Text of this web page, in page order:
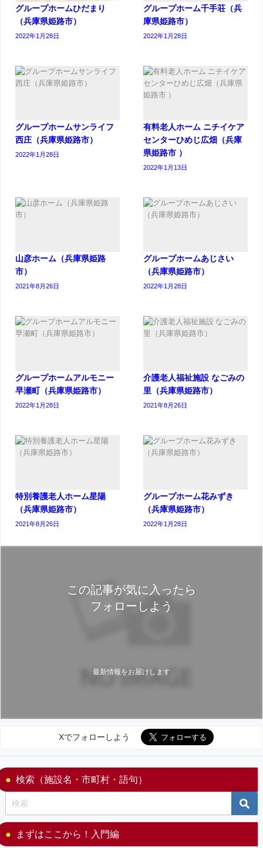
グループホームひだまり
（兵庫県姫路市）
2022年1月28日
グループホーム千手荘（兵
庫県姫路市）
2022年1月28日
グループホームサンライフ
西庄（兵庫県姫路市）
2022年1月28日
有料老人ホーム ニチイケア
センターひめじ広畑（兵庫
県姫路市 ）
2022年1月13日
山彦ホーム（兵庫県姫路
市）
2021年8月26日
グループホームあじさい
（兵庫県姫路市）
2022年1月28日
グループホームアルモニー
早瀬町（兵庫県姫路市）
2022年1月28日
介護老人福祉施設 なごみの
里（兵庫県姫路市）
2021年8月26日
特別養護老人ホーム星陽
（兵庫県姫路市）
2021年8月26日
グループホーム花みずき
（兵庫県姫路市）
2022年1月28日
この記事が気に入ったら
フォローしよう
最新情報をお届けします
Xでフォローしよう
検索（施設名・市町村・語句）
まずはここから！入門編